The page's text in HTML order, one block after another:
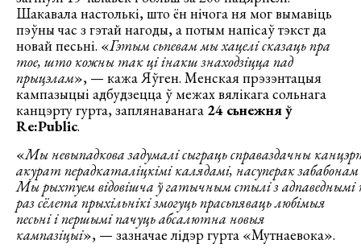
Шакавала настолькі, што ён нічога ня мог вымавіць
пэўны час з гэтай нагоды, а потым напісаў тэкст да
новай песьні. «Гэтым сьпевам мы хацелі сказаць пра
тое, што кожны так ці інакш знаходзіцца пад
прыцэлам», — кажа Яўген. Менская прэзэнтацыя
кампазыцыі адбудзецца ў межах вялікага сольнага
канцэрту гурта, заплянаванага 24 сьнежня ў
Re:Public.
«Мы невыпадковазадумалісыграцьсправаздачны
акурат перадкаталіцкімікалядамі, насуперакзабабонам
Мырыхтуемвідовішча ўгатычнымстылізадпаведнымі
раз сёлета прыхільнікі змогуць прасьпяваць любімыя
песьні і першымі пачуць абсалютна новыя
кампазіцыі», — зазначае лідэр гурта «Мутнаевока».